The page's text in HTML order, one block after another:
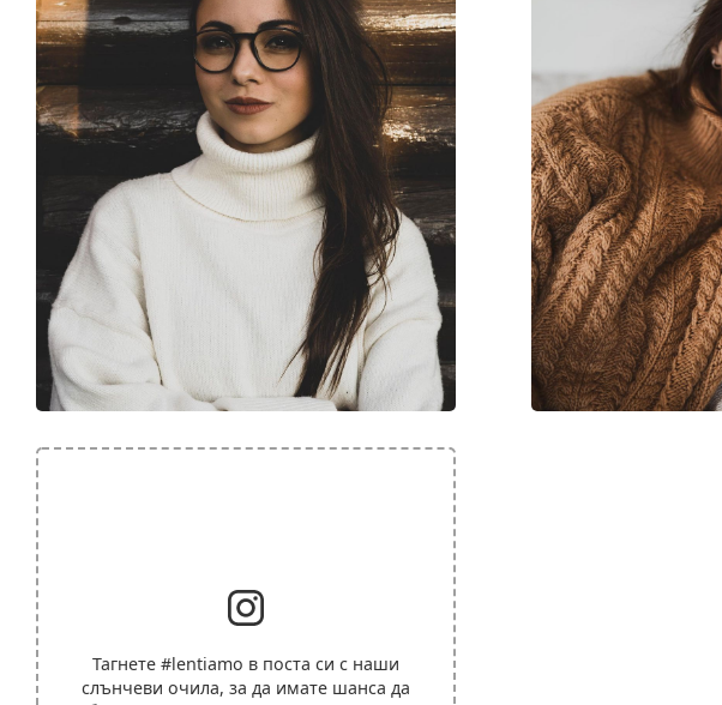
Тагнете #lentiamo в поста си с наши
слънчеви очила, за да имате шанса да